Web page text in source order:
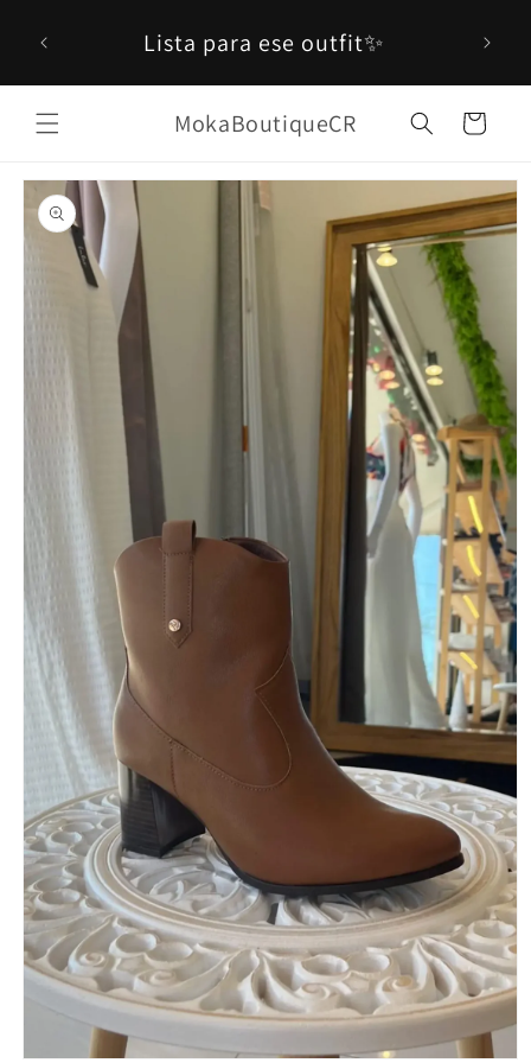
al contenido
Lista para ese outfit✨
MokaBoutiqueCR Carrito
directamente
a la
información
del producto